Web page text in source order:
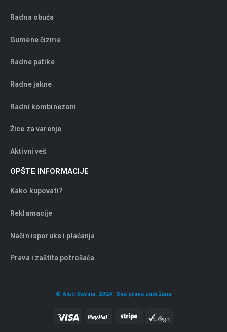
Radna obuća
Gumene čizme
Radne patike
Radne jakne
Radni kombinezoni
Žice za varenje
Aktivni veš
OPŠTE INFORMACIJE
Kako kupovati?
Reklamacije
Način isporuke i plaćanja
Prava i zaštita potrošača
© Alati Savina. 2024. Sva prava zadržana